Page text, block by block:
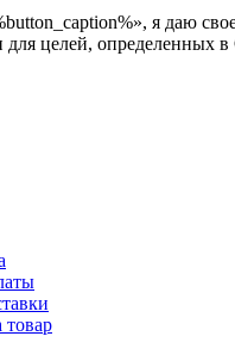
я даю
целей, определенных
товар